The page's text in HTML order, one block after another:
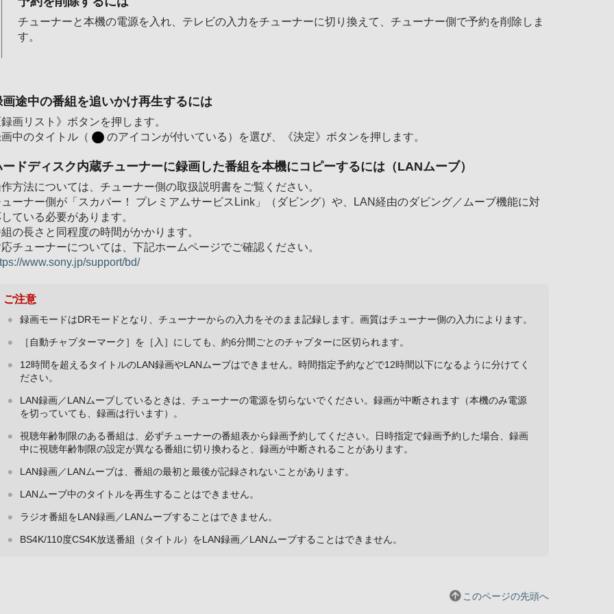
チューナーと本機の電源を入れ、テレビの入力をチューナーに切り換えて、チューナー側で予約を削除しま
す。
画途中の番組を追いかけ再生するには
画リスト》ボタンを押します。
中のタイトル（
のアイコンが付いている）を選び、《決定》ボタンを押します。
ードディスク内蔵チューナーに録画した番組を本機にコピーするには（LANムーブ）
方法については、チューナー側の取扱説明書をご覧ください。
ーナー側が「スカパー！ プレミアムサービスLink」（ダビング）や、LAN経由のダビング／ムーブ機能に対
ている必要があります。
の長さと同程度の時間がかかります。
チューナーについては、下記ホームページでご確認ください。
www.sony.jp/support/bd/
ご注意
録画モードはDRモードとなり、チューナーからの入力をそのまま記録します。画質はチューナー側の入力によります。
［自動チャプターマーク］を［入］にしても、約6分間ごとのチャプターに区切られます。
12時間を超えるタイトルのLAN録画やLANムーブはできません。時間指定予約などで12時間以下になるように分けてく
ださい。
LAN録画／LANムーブしているときは、チューナーの電源を切らないでください。録画が中断されます（本機のみ電源
を切っていても、録画は行います）。
視聴年齢制限のある番組は、必ずチューナーの番組表から録画予約してください。日時指定で録画予約した場合、録画
中に視聴年齢制限の設定が異なる番組に切り換わると、録画が中断されることがあります。
LAN録画／LANムーブは、番組の最初と最後が記録されないことがあります。
LANムーブ中のタイトルを再生することはできません。
ラジオ番組をLAN録画／LANムーブすることはできません。
BS4K/110度CS4K放送番組（タイトル）をLAN録画／LANムーブすることはできません。
このページの先頭へ